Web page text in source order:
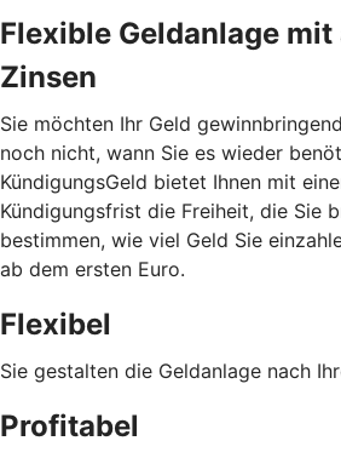
Flexible Geldanlage
Zinsen
Sie möchten Ihr Geld
noch nicht, wann Sie es wieder
KündigungsGeld bietet Ihnen mit
Kündigungsfrist die Freiheit, die Sie
bestimmen, wie viel Geld Sie
ab dem ersten Euro.
Flexibel
Sie gestalten die Geldanlage nach
Profitabel